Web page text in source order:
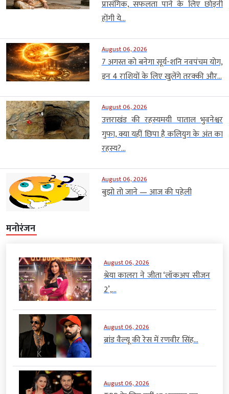
प्रासंगिक, सफलता पाने के लिए छोड़नी
होंगी ये...
August 06, 2026
7 अगस्त को बनेगा सूर्य-शनि नवपंचम योग,
इन 4 राशियों के लिए खुलेंगे तरक्की और...
August 06, 2026
उत्तराखंड की रहस्यमयी पाताल भुवनेश्वर
गुफा, क्या यहीं छिपा है कलियुग के अंत का
रहस्य?...
August 06, 2026
बुझो तो जाने — आज की पहेली
मनोरंजन
August 06, 2026
श्रेया कालरा ने जीता ‘लॉकअप सीजन
2’,...
August 06, 2026
ब्रांड वैल्यू की रेस में रणवीर सिंह...
August 06, 2026